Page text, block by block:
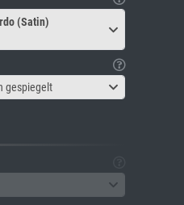
(Satin)
gespiegelt